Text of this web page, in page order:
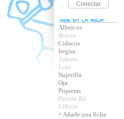
Albercos
Brieva
Cidacos
Iregua
Jubera
Leza
Najerilla
Oja
Piqueras
Puente Rá
Urbión
+ Añade una ficha